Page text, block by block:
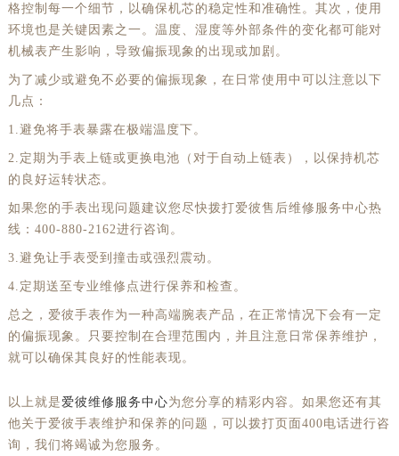
格控制每一个细节，以确保机芯的稳定性和准确性。其次，使用
环境也是关键因素之一。温度、湿度等外部条件的变化都可能对
机械表产生影响，导致偏振现象的出现或加剧。
为了减少或避免不必要的偏振现象，在日常使用中可以注意以下
几点：
1.避免将手表暴露在极端温度下。
2.定期为手表上链或更换电池（对于自动上链表），以保持机芯
的良好运转状态。
如果您的手表出现问题建议您尽快拨打爱彼售后维修服务中心热
线：400-880-2162进行咨询。
3.避免让手表受到撞击或强烈震动。
4.定期送至专业维修点进行保养和检查。
总之，爱彼手表作为一种高端腕表产品，在正常情况下会有一定
的偏振现象。只要控制在合理范围内，并且注意日常保养维护，
就可以确保其良好的性能表现。
以上就是 爱彼维修服务中心为您分享的精彩内容。如果您还有其
他关于爱彼手表维护和保养的问题，可以拨打页面400电话进行咨
询，我们将竭诚为您服务。